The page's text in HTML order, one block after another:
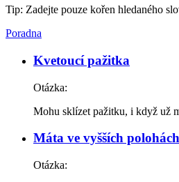
Tip: Zadejte pouze kořen hledaného
Poradna
Kvetoucí pažitka
Otázka:
Mohu sklízet pažitku, i když už
Máta ve vyšších
Otázka: